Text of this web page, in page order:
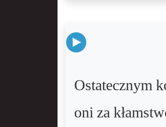
Ostatecznym
oni za